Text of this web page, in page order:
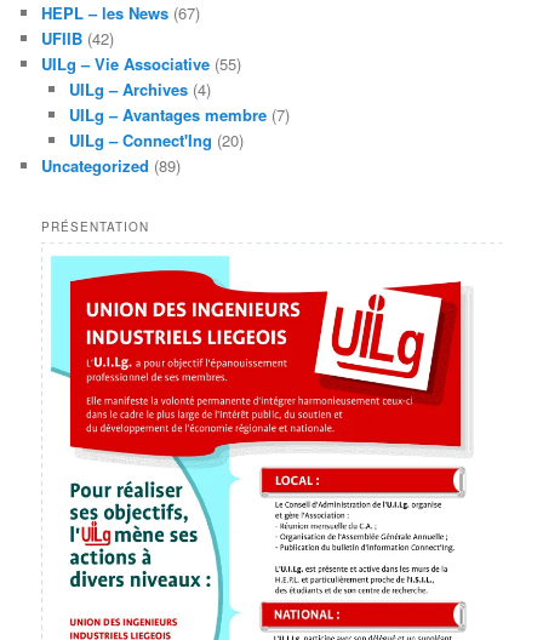
HEPL – les News (67)
UFIIB (42)
UILg – Vie Associative (55)
UILg – Archives(4)
UILg – Avantages membre(7)
UILg – Connect'Ing (20)
Uncategorized (89)
PRÉSENTATION